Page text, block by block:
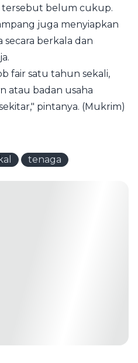
tersebut belum cukup.
juga menyiapkan
berkala dan
fair satu tahun sekali,
atau badan usaha
pintanya. (Mukrim)
tenaga